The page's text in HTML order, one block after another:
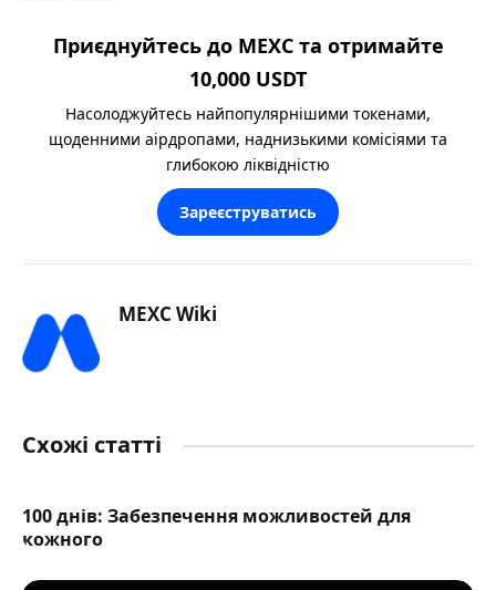
Приєднуйтесь до MEXC та отримайте
10,000 USDT
Насолоджуйтесь найпопулярнішими токенами,
щоденними аірдропами, наднизькими комісіями та
глибокою ліквідністю
Зареєструватись
MEXC Wiki
Схожі статті
100 днів: Забезпечення можливостей для
кожного